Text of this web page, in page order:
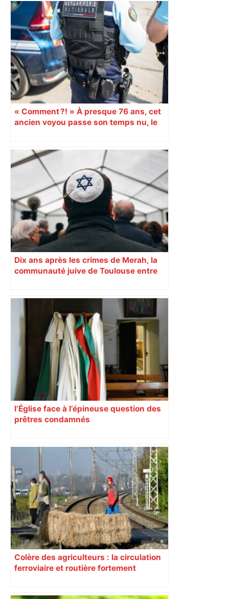
« Comment ?! » À presque 76 ans, cet
ancien voyou passe son temps nu, le
Dix ans après les crimes de Merah, la
communauté juive de Toulouse entre
l’Église face à l’épineuse question des
prêtres condamnés
Colère des agriculteurs : la circulation
ferroviaire et routière fortement